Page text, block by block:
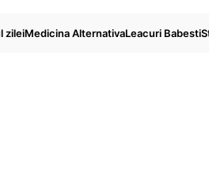
zileiMedicina AlternativaLeacuri Babesti